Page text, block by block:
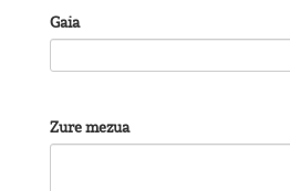
Gaia
Zure mezua